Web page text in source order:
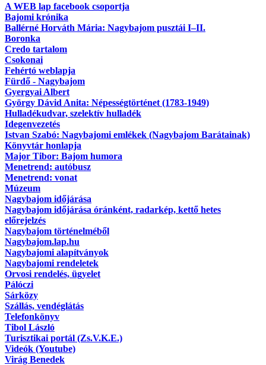
A WEB lap facebook csoportja
Bajomi krónika
Ballérné Horváth Mária: Nagybajom pusztái I–II.
Boronka
Credo tartalom
Csokonai
Fehértó weblapja
Fürdő - Nagybajom
Gyergyai Albert
György Dávid Anita: Népességtörténet (1783-1949)
Hulladékudvar, szelektív hulladék
Idegenvezetés
Istvan Szabó: Nagybajomi emlékek (Nagybajom Barátainak)
Könyvtár honlapja
Major Tibor: Bajom humora
Menetrend: autóbusz
Menetrend: vonat
Múzeum
Nagybajom időjárása
Nagybajom időjárása óránként, radarkép, kettő hetes
előrejelzés
Nagybajom történelméből
Nagybajom.lap.hu
Nagybajomi alapítványok
Nagybajomi rendeletek
Orvosi rendelés, ügyelet
Pálóczi
Sárközy
Szállás, vendéglátás
Telefonkönyv
Tibol László
Turisztikai portál (Zs.V.K.E.)
Videók (Youtube)
Virág Benedek